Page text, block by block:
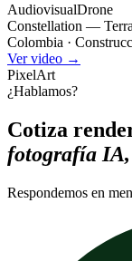
AudiovisualDrone
Constellation —
Colombia ·
Ver video →
PixelArt
¿Hablamos?
Cotiza
fotografía
Respondemos en